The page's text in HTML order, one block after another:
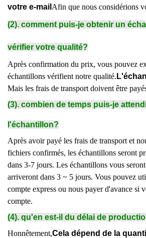
votre e-mail Afin que nous considérions
(2). comment puis-je obtenir un
vérifier votre qualité?
Après confirmation du prix, vous pouvez
échantillons vérifient notre qualité.
Mais les frais de transport doivent être
(3). combien de temps puis-je
l'échantillon?
Après avoir payé les frais de transport et
fichiers confirmés, les échantillons seront
dans 3-7 jours. Les échantillons vous
arriveront dans 3 ~ 5 jours. Vous pouvez
compte express ou nous payer d'avance si
compte.
(4). qu'en est-il du délai de
Honnêtement,Cela dépend de la